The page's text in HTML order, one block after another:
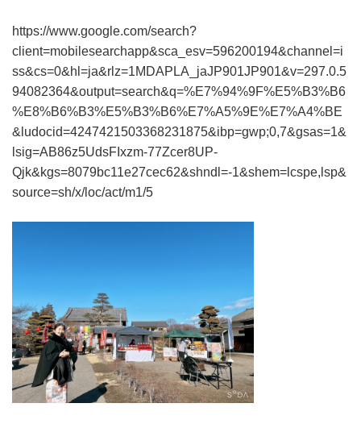
https://www.google.com/search?
client=mobilesearchapp&sca_esv=596200194&channel=i
ss&cs=0&hl=ja&rlz=1MDAPLA_jaJP901JP901&v=297.0.5
94082364&output=search&q=%E7%94%9F%E5%B3%B6
%E8%B6%B3%E5%B3%B6%E7%A5%9E%E7%A4%BE
&ludocid=4247421503368231875&ibp=gwp;0,7&gsas=1&
lsig=AB86z5UdsFIxzm-77Zcer8UP-
Qjk&kgs=8079bc11e27cec62&shndl=-1&shem=lcspe,lsp&
source=sh/x/loc/act/m1/5